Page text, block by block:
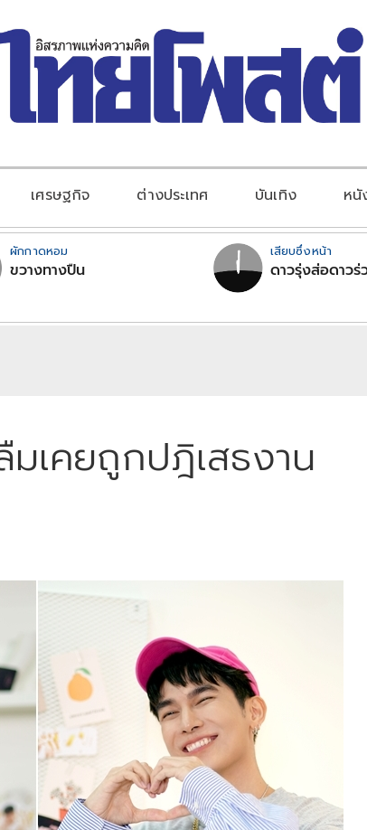
เศรษฐกิจ ต่างประเทศ บันเทิง ห
ผักกาดหอม
ขวางทางปืน
เสียบซึ่งหน้า
ดาวรุ่งส่อดาวร่
เคยถูกปฎิเสธงาน